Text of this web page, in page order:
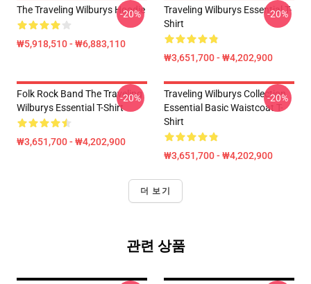
The Traveling Wilburys Hoodie
₩5,918,510 - ₩6,883,110
-20%
Traveling Wilburys Essential T-
Shirt
₩3,651,700 - ₩4,202,900
-20%
Folk Rock Band The Traveling
Wilburys Essential T-Shirt
₩3,651,700 - ₩4,202,900
-20%
Traveling Wilburys Collection
Essential Basic Waistcoat T-
Shirt
₩3,651,700 - ₩4,202,900
-20%
더 보기
관련 상품